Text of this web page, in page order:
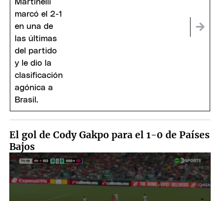
El gol de Cody Gakpo para el 1-0 de Países
Bajos